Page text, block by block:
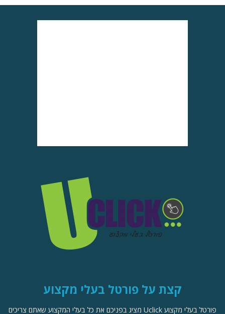
קצת על פורטל בעלי מקצוע
פורטל בעלי מקצוע Uclick מציג בפניכם את כל בעלי המקצוע שאתם צריכים